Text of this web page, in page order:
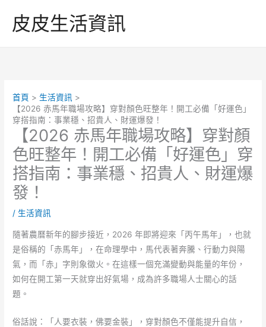
皮皮生活資訊
首頁
生活資訊
【2026 赤馬年職場攻略】穿對顏色旺整年！開工必備「好運色」
穿搭指南：事業穩、招貴人、財運爆發！
【2026 赤馬年職場攻略】穿對顏
色旺整年！開工必備「好運色」穿
搭指南：事業穩、招貴人、財運爆
發！
/ 生活資訊
隨著農曆新年的腳步接近，2026 年即將迎來「丙午馬年」，也就
是俗稱的「赤馬年」，在命理學中，馬代表著奔騰、行動力與陽
氣，而「赤」字則象徵火。在這樣一個充滿變動與能量的年份，
如何在開工第一天就穿出好氣場，成為許多職場人士關心的話
題。
俗話說：「人要衣裝，佛要金裝」，穿對顏色不僅能提升自信，